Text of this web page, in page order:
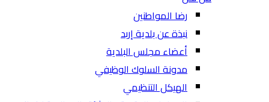
رضا المواطنين
نبذة عن بلدية إربد
أعضاء مجلس البلدية
مدونة السلوك الوظيفي
الهيكل التنظيمي